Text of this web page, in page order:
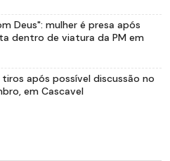
Deus": mulher é presa após
dentro de viatura da PM em
após possível discussão no
em Cascavel